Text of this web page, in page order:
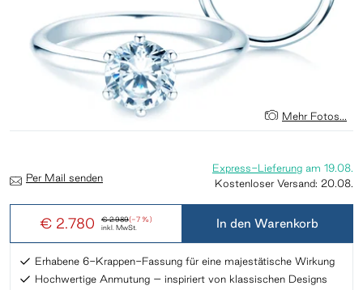
Mehr Fotos...
€ 2.989(-7 %)
€ 2.780 inkl. MwSt.
Express-Lieferung am 19.08.
Kostenloser Versand: 20.08.
Per Mail senden
In den Warenkorb
Erhabene 6-Krappen-Fassung für eine majestätische Wirkung
Hochwertige Anmutung – inspiriert von klassischen Designs